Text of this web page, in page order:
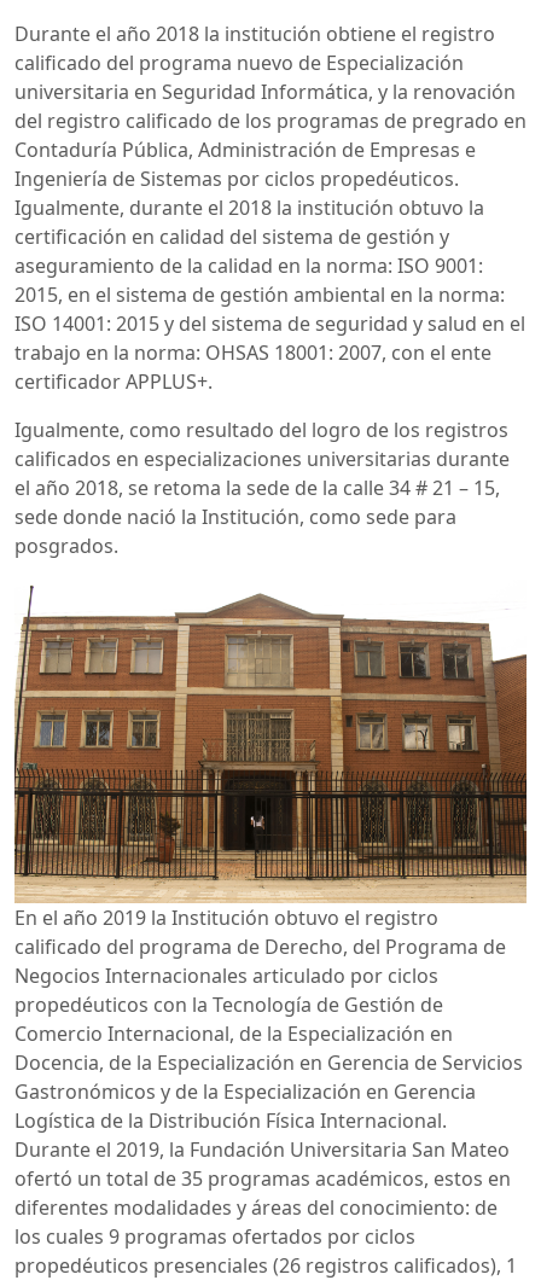
Durante el año 2018 la institución obtiene el registro
calificado del programa nuevo de Especialización
universitaria en Seguridad Informática, y la renovación
del registro calificado de los programas de pregrado en
Contaduría Pública, Administración de Empresas e
Ingeniería de Sistemas por ciclos propedéuticos.
Igualmente, durante el 2018 la institución obtuvo la
certificación en calidad del sistema de gestión y
aseguramiento de la calidad en la norma: ISO 9001:
2015, en el sistema de gestión ambiental en la norma:
ISO 14001: 2015 y del sistema de seguridad y salud en el
trabajo en la norma: OHSAS 18001: 2007, con el ente
certificador APPLUS+.
Igualmente, como resultado del logro de los registros
calificados en especializaciones universitarias durante
el año 2018, se retoma la sede de la calle 34 # 21 – 15,
sede donde nació la Institución, como sede para
posgrados.
En el año 2019 la Institución obtuvo el registro
calificado del programa de Derecho, del Programa de
Negocios Internacionales articulado por ciclos
propedéuticos con la Tecnología de Gestión de
Comercio Internacional, de la Especialización en
Docencia, de la Especialización en Gerencia de Servicios
Gastronómicos y de la Especialización en Gerencia
Logística de la Distribución Física Internacional.
Durante el 2019, la Fundación Universitaria San Mateo
ofertó un total de 35 programas académicos, estos en
diferentes modalidades y áreas del conocimiento: de
los cuales 9 programas ofertados por ciclos
propedéuticos presenciales (26 registros calificados), 1